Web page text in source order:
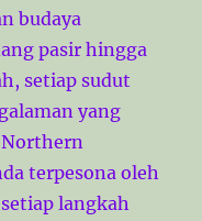
budaya
pasir hingga
setiap sudut
yang
terpesona oleh
langkah